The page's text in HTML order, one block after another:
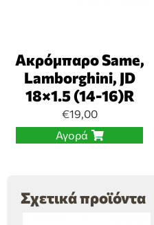
Ακρόμπαρο Same,
Lamborghini, JD
18×1.5 (14-16)R
€19,00
Αγορά
Σχετικά προϊόντα